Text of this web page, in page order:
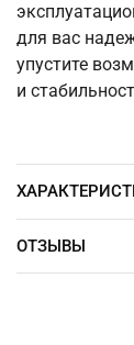
для вас
упустите
и
ОТЗЫВЫ